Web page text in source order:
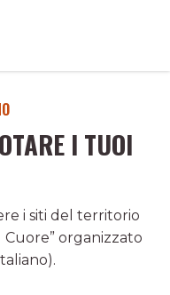
I TUOI
i siti del territorio
Cuore” organizzato